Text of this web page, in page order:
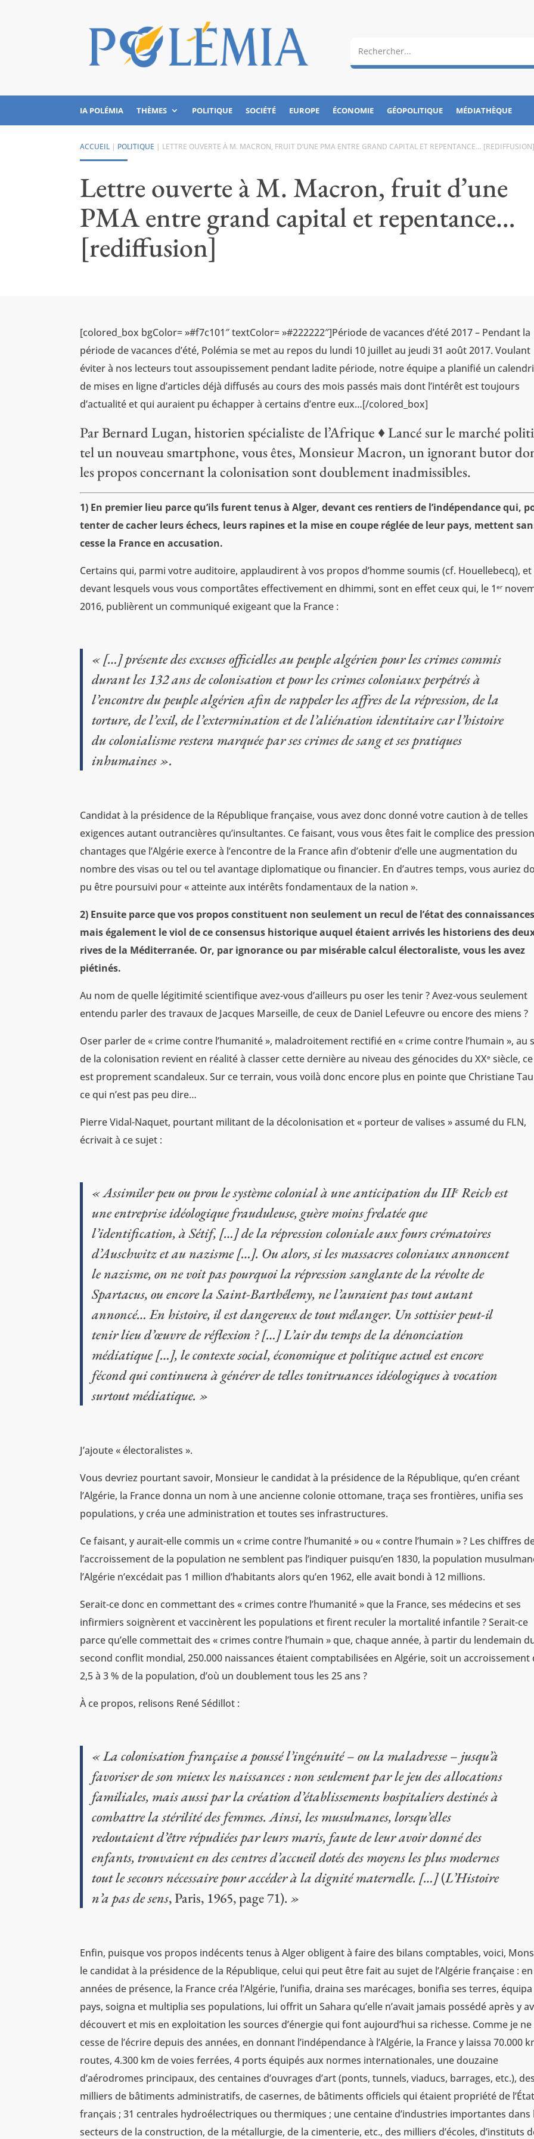
IA POLÉMIA THÈMES POLITIQUE SOCIÉTÉ EUROPE ÉCONOMIE GÉOPOLITIQUE MÉDIATHÈQUE
ACCUEIL | POLITIQUE | LETTRE OUVERTE À M. MACRON, FRUIT D’UNE PMA ENTRE GRAND CAPITAL ET REPENTANCE…
Lettre ouverte à M. Macron, fruit d’une
PMA entre grand capital et repentance…
[rediffusion]
[colored_box bgColor= »#f7c101″ textColor= »#222222″]Période de vacances d’été 2017 – Pendant la
période de vacances d’été, Polémia se met au repos du lundi 10 juillet au jeudi 31 août 2017. Voulant
éviter à nos lecteurs tout assoupissement pendant ladite période, notre équipe a planifié un
de mises en ligne d’articles déjà diffusés au cours des mois passés mais dont l’intérêt est toujours
d’actualité et qui auraient pu échapper à certains d’entre eux…[/colored_box]
Par Bernard Lugan, historien spécialiste de l’Afrique ♦ Lancé sur le marché
tel un nouveau smartphone, vous êtes, Monsieur Macron, un ignorant butor
les propos concernant la colonisation sont doublement inadmissibles.
1) En premier lieu parce qu’ils furent tenus à Alger, devant ces rentiers de l’indépendance qui,
tenter de cacher leurs échecs, leurs rapines et la mise en coupe réglée de leur pays, mettent
cesse la France en accusation.
Certains qui, parmi votre auditoire, applaudirent à vos propos d’homme soumis (cf. Houellebecq), et
devant lesquels vous vous comportâtes effectivement en dhimmi, sont en effet ceux qui, le 1er
2016, publièrent un communiqué exigeant que la France :
« […] présente des excuses officielles au peuple algérien pour les crimes commis
durant les 132 ans de colonisation et pour les crimes coloniaux perpétrés à
l’encontre du peuple algérien afin de rappeler les affres de la répression, de la
torture, de l’exil, de l’extermination et de l’aliénation identitaire car l’histoire
du colonialisme restera marquée par ses crimes de sang et ses pratiques
inhumaines ».
Candidat à la présidence de la République française, vous avez donc donné votre caution à de telles
exigences autant outrancières qu’insultantes. Ce faisant, vous vous êtes fait le complice des
chantages que l’Algérie exerce à l’encontre de la France afin d’obtenir d’elle une augmentation du
nombre des visas ou tel ou tel avantage diplomatique ou financier. En d’autres temps, vous auriez
pu être poursuivi pour « atteinte aux intérêts fondamentaux de la nation ».
2) Ensuite parce que vos propos constituent non seulement un recul de l’état des
mais également le viol de ce consensus historique auquel étaient arrivés les historiens des
rives de la Méditerranée. Or, par ignorance ou par misérable calcul électoraliste, vous les avez
piétinés.
Au nom de quelle légitimité scientifique avez-vous d’ailleurs pu oser les tenir ? Avez-vous seulement
entendu parler des travaux de Jacques Marseille, de ceux de Daniel Lefeuvre ou encore des miens ?
Oser parler de « crime contre l’humanité », maladroitement rectifié en « crime contre l’humain », au
de la colonisation revient en réalité à classer cette dernière au niveau des génocides du XXe siècle,
est proprement scandaleux. Sur ce terrain, vous voilà donc encore plus en pointe que Christiane
ce qui n’est pas peu dire…
Pierre Vidal-Naquet, pourtant militant de la décolonisation et « porteur de valises » assumé du FLN,
écrivait à ce sujet :
« Assimiler peu ou prou le système colonial à une anticipation du IIIe Reich est
une entreprise idéologique frauduleuse, guère moins frelatée que
l’identification, à Sétif, […] de la répression coloniale aux fours crématoires
d’Auschwitz et au nazisme […]. Ou alors, si les massacres coloniaux annoncent
le nazisme, on ne voit pas pourquoi la répression sanglante de la révolte de
Spartacus, ou encore la Saint-Barthélemy, ne l’auraient pas tout autant
annoncé… En histoire, il est dangereux de tout mélanger. Un sottisier peut-il
tenir lieu d’œuvre de réflexion ? […] L’air du temps de la dénonciation
médiatique […], le contexte social, économique et politique actuel est encore
fécond qui continuera à générer de telles tonitruances idéologiques à vocation
surtout médiatique. »
‌J’ajoute « électoralistes ».
Vous devriez pourtant savoir, Monsieur le candidat à la présidence de la République, qu’en créant
l’Algérie, la France donna un nom à une ancienne colonie ottomane, traça ses frontières, unifia ses
populations, y créa une administration et toutes ses infrastructures.
Ce faisant, y aurait-elle commis un « crime contre l’humanité » ou « contre l’humain » ? Les chiffres
l’accroissement de la population ne semblent pas l’indiquer puisqu’en 1830, la population
l’Algérie n’excédait pas 1 million d’habitants alors qu’en 1962, elle avait bondi à 12 millions.
Serait-ce donc en commettant des « crimes contre l’humanité » que la France, ses médecins et ses
infirmiers soignèrent et vaccinèrent les populations et firent reculer la mortalité infantile ? Serait-ce
parce qu’elle commettait des « crimes contre l’humain » que, chaque année, à partir du lendemain
second conflit mondial, 250.000 naissances étaient comptabilisées en Algérie, soit un accroissement
2,5 à 3 % de la population, d’où un doublement tous les 25 ans ?
À ce propos, relisons René Sédillot :
« La colonisation française a poussé l’ingénuité – ou la maladresse – jusqu’à
favoriser de son mieux les naissances : non seulement par le jeu des allocations
familiales, mais aussi par la création d’établissements hospitaliers destinés à
combattre la stérilité des femmes. Ainsi, les musulmanes, lorsqu’elles
redoutaient d’être répudiées par leurs maris, faute de leur avoir donné des
enfants, trouvaient en des centres d’accueil dotés des moyens les plus modernes
tout le secours nécessaire pour accéder à la dignité maternelle. […](L’Histoire
n’a pas de sens, Paris, 1965, page 71). »
‌Enfin, puisque vos propos indécents tenus à Alger obligent à faire des bilans comptables, voici,
le candidat à la présidence de la République, celui qui peut être fait au sujet de l’Algérie française :
années de présence, la France créa l’Algérie, l’unifia, draina ses marécages, bonifia ses terres,
pays, soigna et multiplia ses populations, lui offrit un Sahara qu’elle n’avait jamais possédé après y
découvert et mis en exploitation les sources d’énergie qui font aujourd’hui sa richesse. Comme je ne
cesse de l’écrire depuis des années, en donnant l’indépendance à l’Algérie, la France y laissa 70.000
routes, 4.300 km de voies ferrées, 4 ports équipés aux normes internationales, une douzaine
d’aérodromes principaux, des centaines d’ouvrages d’art (ponts, tunnels, viaducs, barrages, etc.),
milliers de bâtiments administratifs, de casernes, de bâtiments officiels qui étaient propriété de
français ; 31 centrales hydroélectriques ou thermiques ; une centaine d’industries importantes dans
secteurs de la construction, de la métallurgie, de la cimenterie, etc., des milliers d’écoles, d’instituts